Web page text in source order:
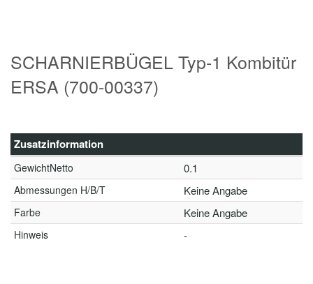
SCHARNIERBÜGEL Typ-1 Kombitür
ERSA (700-00337)
Zusatzinformation
GewichtNetto 0.1
Abmessungen H/B/T Keine Angabe
Farbe Keine Angabe
Hinweis -